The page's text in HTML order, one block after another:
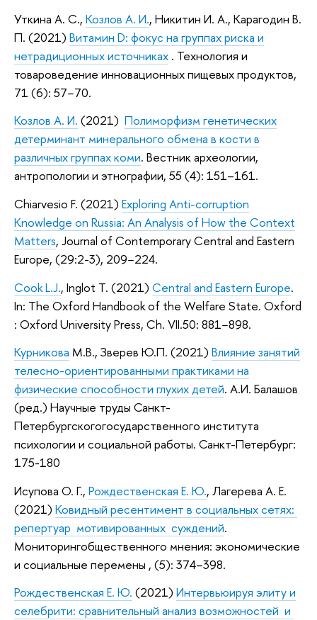
Уткина А. С., Козлов А. И., Никитин И. А., Карагодин В.
П. (2021) Витамин D: фокус на группах риска и
нетрадиционных источниках . Технология и
товароведение инновационных пищевых продуктов,
71 (6): 57−70.
Козлов А. И. (2021) Полиморфизм генетических
детерминант минерального обмена в кости в
различных группах коми. Вестник археологии,
антропологии и этнографии, 55 (4): 151–161.
Chiarvesio F. (2021) Exploring Anti-corruption
Knowledge on Russia: An Analysis of How the Context
Matters, Journal of Contemporary Central and Eastern
Europe, (29:2-3), 209−224.
Cook L.J., Inglot T. (2021) Central and Eastern Europe.
In: The Oxford Handbook of the Welfare State. Oxford
: Oxford University Press, Ch. VII.50: 881−898.
Курникова М.В., Зверев Ю.П. (2021) Влияние занятий
телесно-ориентированными практиками на
физические способности глухих детей. А.И. Балашов
(ред.) Научные труды Санкт-
Петербургскогогосударственного института
психологии и социальной работы. Санкт-Петербург:
175-180
Исупова О. Г., Рождественская Е. Ю., Лагерева А. Е.
(2021) Ковидный ресентимент в социальных сетях:
репертуар мотивированных суждений.
Мониторингобщественного мнения: эконо­мические
и социальные перемены , (5): 374–398.
Рождественская Е. Ю. (2021) Интервьюируя элиту и
селебрити: сравнительный анализ возможностей и